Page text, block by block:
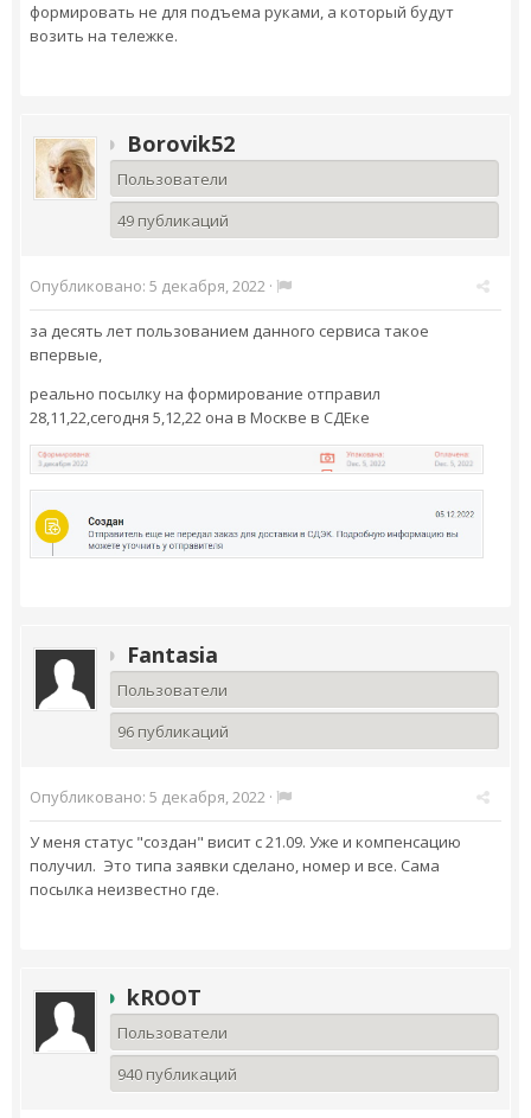
формировать не для подъема руками, а который будут
возить на тележке.
Borovik52
Пользователи
49 публикаций
Опубликовано: 5 декабря, 2022 ·
за десять лет пользованием данного сервиса такое
впервые,
реально посылку на формирование отправил
28,11,22,сегодня 5,12,22 она в Москве в СДЕке
Fantasia
Пользователи
96 публикаций
Опубликовано: 5 декабря, 2022 ·
У меня статус "создан" висит с 21.09. Уже и компенсацию
получил. Это типа заявки сделано, номер и все. Сама
посылка неизвестно где.
kROOT
Пользователи
940 публикаций